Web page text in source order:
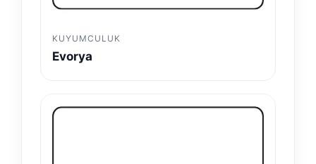
KUYUMCULUK
Evorya